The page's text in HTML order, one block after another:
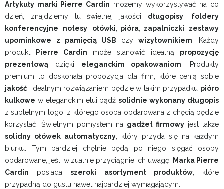
Artykuły marki Pierre Cardin możemy wykorzystywać na co
dzień, znajdziemy tu świetnej jakości długopisy, foldery
konferencyjne, notesy, ołówki, pióra, zapalniczki, zestawy
upominkowe
z pamięcią USB czy wizytownikiem. Każdy
produkt
Pierre Cardin może stanowić idealną propozycję
prezentową dzięki eleganckim opakowaniom. Produkty
premium to doskonała propozycja dla firm, które cenią sobie
jakość. Idealnym rozwiązaniem będzie w takim przypadku pióro
kulkowe w eleganckim etui bądźsolidnie wykonany długopis
z subtelnym logo, z którego osoba obdarowana z chęcią będzie
korzystać. Świetnym pomysłem na gadżet firmowy jest także
solidny ołówek automatyczny, który przyda się na każdym
biurku. Tym bardziej chętnie będą po niego sięgać osoby
obdarowane, jeśli wizualnie przyciągnie ich uwagę. Marka Pierre
Cardin posiada szeroki asortyment produktów, które
przypadną do gustu nawet najbardziej wymagającym.